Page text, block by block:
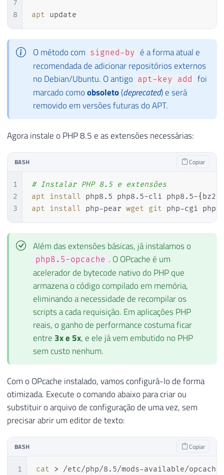
7
8
apt update
O método com signed-by
é a forma atual e
recomendada de adicionar repositórios externos
no Debian/Ubuntu. O antigo apt-key add
foi
marcado comoobsoleto(deprecated) e será
removido em versões futuras do APT.
Agora instale o PHP 8.5 e as extensões necessárias:
BASH Copiar
1
2
3
# Instalar PHP 8.5 e extensões
apt
install php8.5 php8.5-cli php8.5-{
apt
install php-pear wget git php-cgi php-
Além das extensões básicas, já instalamos o
php8.5-opcache . O OPcache é um
acelerador de bytecode nativo do PHP que
armazena o código compilado em memória,
eliminando a necessidade de recompilar os
scripts a cada requisição. Em aplicações PHP
reais, o ganho de performance costuma ficar
entre 3x e 5x, e ele já vem embutido no PHP
sem custo nenhum.
Com o OPcache instalado, vamos configurá-lo de forma
otimizada. Execute o comando abaixo para criar ou
substituir o arquivo de configuração de uma vez, sem
precisar abrir um editor de texto:
BASH Copiar
1
cat > /etc/php/8.5/mods-available/